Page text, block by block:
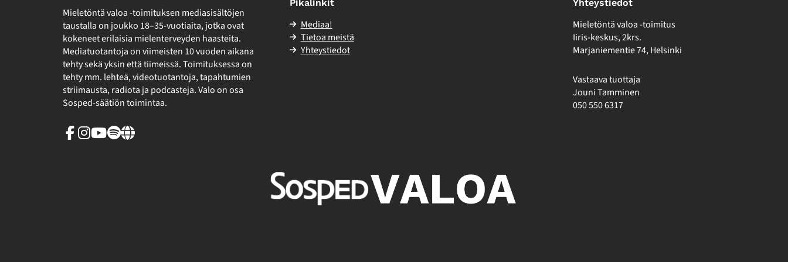
Mieletöntä valoa -toimituksen mediasisältöjen
taustalla on joukko 18–35-vuotiaita, jotka ovat
kokeneet erilaisia mielenterveyden haasteita.
Mediatuotantoja on viimeisten 10 vuoden aikana
tehty sekä yksin että tiimeissä. Toimituksessa on
tehty mm. lehteä, videotuotantoja, tapahtumien
striimausta, radiota ja podcasteja. Valo on osa
Sosped-säätiön toimintaa.
Facebook
Instagram
Youtube
SpotifyLinkki
Pikalinkit
Mediaa!
Tietoa meistä
Yhteystiedot
Yhteystiedot
Mieletöntä valoa -toimitus
Iiris-keskus, 2krs.
Marjaniementie 74, Helsinki
Vastaava tuottaja
Jouni Tamminen
050 550 6317